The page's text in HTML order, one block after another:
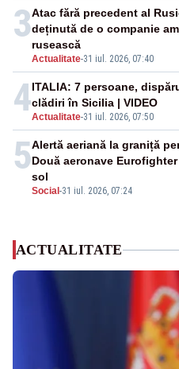
3
Actualitate-31 iul. 2026, 07:40
Atac fără precedent al
deținută de o companie
rusească
4Actualitate-31 iul. 2026, 07:50
ITALIA: 7 persoane,
clădiri în Sicilia | VIDEO
5
Social -31 iul. 2026, 07:24
Alertă aeriană la graniță
Două aeronave
sol
ACTUALITATE